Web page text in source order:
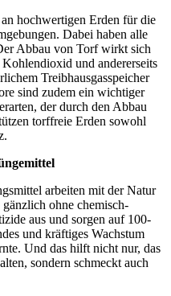
hochwertigen Erden für die
Dabei haben alle
Abbau von Torf wirkt sich
und andererseits
Treibhausgasspeicher
sind zudem ein wichtiger
der durch den Abbau
torffreie Erden sowohl
arbeiten mit der Natur
ohne chemisch-
aus und sorgen auf 100-
und kräftiges Wachstum
Und das hilft nicht nur, das
sondern schmeckt auch